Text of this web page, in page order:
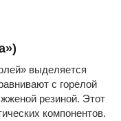
выделяется
с горелой
резиной. Этот
компонентов.